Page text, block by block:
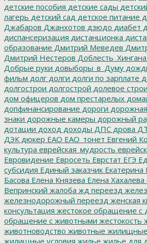
детские пособия детские сады
лагерь детский сад детское питание
Джабаров Джанхотов дзюдо диабет
диспансеризация дистанционка
образование Дмитрий Меведев
Дмитрий Нестеров Доблесть_Хингана
Добрые руки довыборы_в_Думу
фильм долг долги долги по зарплате
долгострои долгострой долевое
дом офицеров дом престарелых
допфинансирование дороги
знаки дорожные камеры дорожный
дотации доход доходы ДПС дрова
ДЭК дюкер ЕАО ЕАО_тонет Евгений
культура еврейская_мудрость
Евровидение Евросеть Еврстат ЕГЭ
субсидия Единый заказчик Екатерина
Басова Елена Князева Елена Хахалева
Вепринский жалоба жд переезд
железнодорожный переезд женская
консультация жестокое обращение с
обращение с животными жестокость
животноводство животные
жилищные условия жилье жилье для